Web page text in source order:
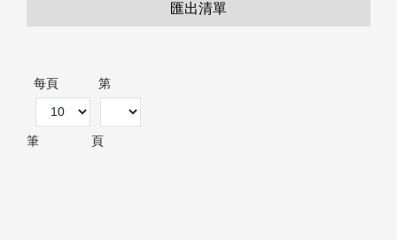
匯出清單
每頁
筆
第
頁